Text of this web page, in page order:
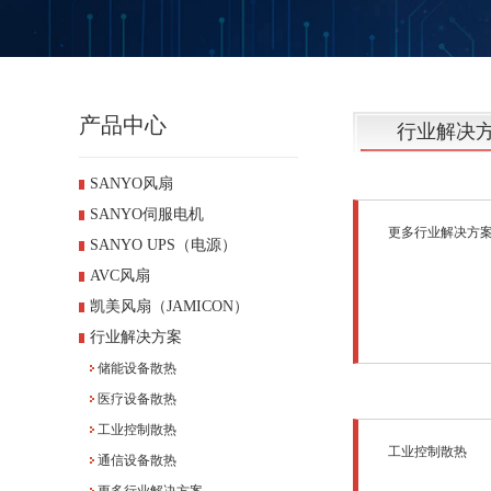
产品中心
SANYO风扇
SANYO伺服电机
SANYO UPS（电源）
AVC风扇
凯美风扇（JAMICON）
行业解决方案
储能设备散热
医疗设备散热
工业控制散热
通信设备散热
行业解决
更多行业解决方
工业控制散热